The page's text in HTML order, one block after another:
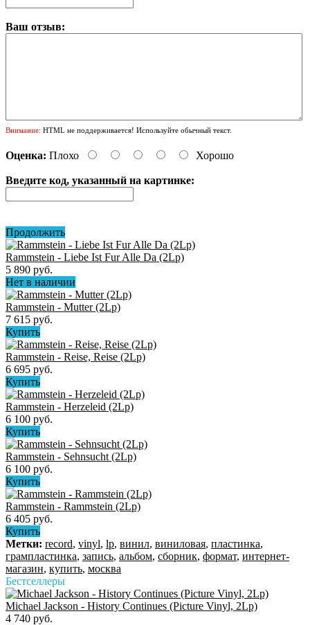
Ваш отзыв:
Внимание: HTML не поддерживается! Используйте обычный текст.
Оценка: Плохо Хорошо
Введите код, указанный на картинке:
Продолжить
Rammstein - Liebe Ist Fur Alle Da (2Lp)
5 890 руб.
Нет в наличии
Rammstein - Mutter (2Lp)
7 615 руб.
Купить
Rammstein - Reise, Reise (2Lp)
6 695 руб.
Купить
Rammstein - Herzeleid (2Lp)
6 100 руб.
Купить
Rammstein - Sehnsucht (2Lp)
6 100 руб.
Купить
Rammstein - Rammstein (2Lp)
6 405 руб.
Купить
Метки: record, vinyl, lp, винил, виниловая, пластинка,
грампластинка, запись, альбом, сборник, формат, интернет-
магазин, купить, москва
Бестселлеры
Michael Jackson - History Continues (Picture Vinyl, 2Lp)
4 740 руб.